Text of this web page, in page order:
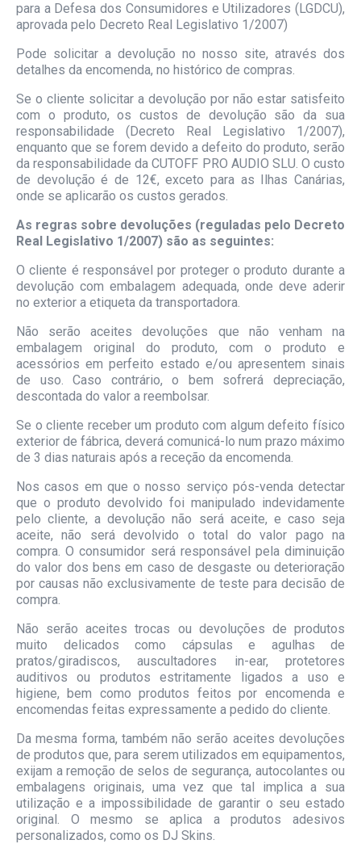
para a Defesa dos Consumidores e Utilizadores (LGDCU),
aprovada pelo Decreto Real Legislativo 1/2007)
Pode solicitar a devolução no nosso site, através dos
detalhes da encomenda, no histórico de compras.
Se o cliente solicitar a devolução por não estar satisfeito
com o produto, os custos de devolução são da sua
responsabilidade (Decreto Real Legislativo 1/2007),
enquanto que se forem devido a defeito do produto, serão
da responsabilidade da CUTOFF PRO AUDIO SLU. O custo
de devolução é de 12€, exceto para as Ilhas Canárias,
onde se aplicarão os custos gerados.
As regras sobre devoluções (reguladas pelo Decreto
Real Legislativo 1/2007) são as seguintes:
O cliente é responsável por proteger o produto durante a
devolução com embalagem adequada, onde deve aderir
no exterior a etiqueta da transportadora.
Não serão aceites devoluções que não venham na
embalagem original do produto, com o produto e
acessórios em perfeito estado e/ou apresentem sinais
de uso. Caso contrário, o bem sofrerá depreciação,
descontada do valor a reembolsar.
Se o cliente receber um produto com algum defeito físico
exterior de fábrica, deverá comunicá-lo num prazo máximo
de 3 dias naturais após a receção da encomenda.
Nos casos em que o nosso serviço pós-venda detectar
que o produto devolvido foi manipulado indevidamente
pelo cliente, a devolução não será aceite, e caso seja
aceite, não será devolvido o total do valor pago na
compra. O consumidor será responsável pela diminuição
do valor dos bens em caso de desgaste ou deterioração
por causas não exclusivamente de teste para decisão de
compra.
Não serão aceites trocas ou devoluções de produtos
muito delicados como cápsulas e agulhas de
pratos/giradiscos, auscultadores in-ear, protetores
auditivos ou produtos estritamente ligados a uso e
higiene, bem como produtos feitos por encomenda e
encomendas feitas expressamente a pedido do cliente.
Da mesma forma, também não serão aceites devoluções
de produtos que, para serem utilizados em equipamentos,
exijam a remoção de selos de segurança, autocolantes ou
embalagens originais, uma vez que tal implica a sua
utilização e a impossibilidade de garantir o seu estado
original. O mesmo se aplica a produtos adesivos
personalizados, como os DJ Skins.